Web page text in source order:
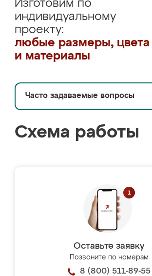
Изготовим по
индивидуальному
проекту:
любые размеры, цвета
и материалы
Часто задаваемые вопросы
Схема работы
Оставьте заявку
Позвоните по номерам
8 (800) 511-89-55